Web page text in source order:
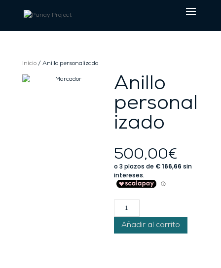
Inicio/ Anillo personalizado
Anillo
personal
izado
500,00€
cantidad
Añadir al carrito